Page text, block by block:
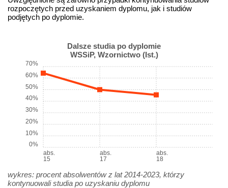
rozpoczętych przed uzyskaniem dyplomu, jak i studiów
podjętych po dyplomie.
Dalsze studia po dyplomie
WSSiP, Wzornictwo (Ist.)
abs.
15
abs.
17
abs.
18
0%
10%
20%
30%
40%
50%
60%
70%
wykres: procent absolwentów z lat 2014-2023, którzy
kontynuowali studia po uzyskaniu dyplomu